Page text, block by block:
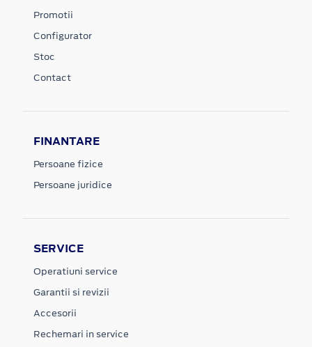
Promotii
Configurator
Stoc
Contact
FINANTARE
Persoane fizice
Persoane juridice
SERVICE
Operatiuni service
Garantii si revizii
Accesorii
Rechemari in service